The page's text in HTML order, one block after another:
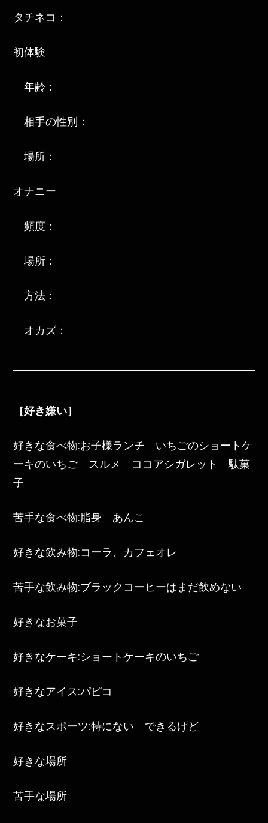
タチネコ：
初体験
年齢：
相手の性別：
場所：
オナニー
頻度：
場所：
方法：
オカズ：
［好き嫌い］
好きな食べ物:お子様ランチ いちごのショートケ
ーキのいちご スルメ ココアシガレット 駄菓
子
苦手な食べ物:脂身 あんこ
好きな飲み物:コーラ、カフェオレ
苦手な飲み物:ブラックコーヒーはまだ飲めない
好きなお菓子
好きなケーキ:ショートケーキのいちご
好きなアイス:パピコ
好きなスポーツ:特にない できるけど
好きな場所
苦手な場所